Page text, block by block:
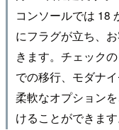
コンソールでは 18
にフラグが立ち、
きます。チェック
での移行、モダナ
柔軟なオプション
けることができます